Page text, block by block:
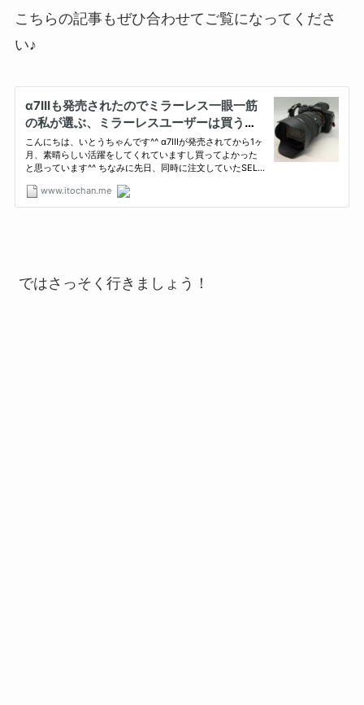
こちらの記事もぜひ合わせてご覧になってくださ
い♪
ではさっそく行きましょう！